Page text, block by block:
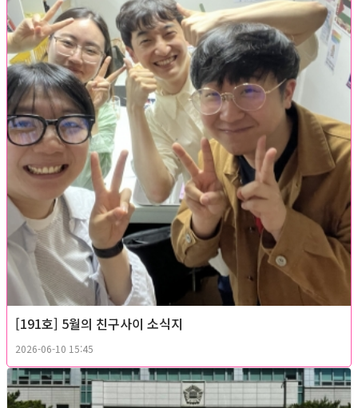
[191호] 5월의 친구사이 소식지
2026-06-10 15:45